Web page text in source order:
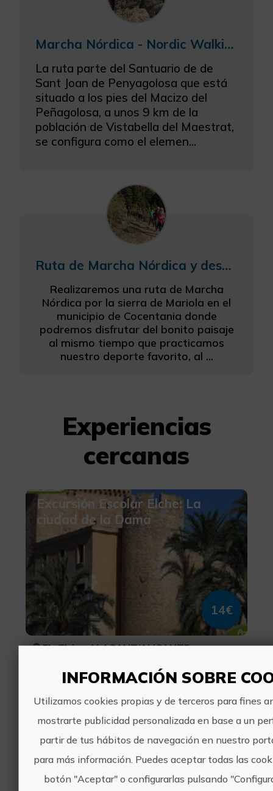
Marcha Nórdica - Nordic Walking en el Penyagolosa
La ruta parte del Santuario de de
Sant Joan de Penyagolosa que está
situado a los pies del Macizo del
Peñagolosa, a unos 9 km de la
población de Vistabella del Maestrat,
se configura como el elemen...
Ruta de Marcha Nórdica y descubre el oficio de Apicultor
Realizaremos una ruta de Marcha
Nórdica por la sierra de Mariola en el
municipio de Cocentania donde
podremos disfrutar del bonito paisaje
al mismo tiempo que practicamos
nuestro deporte favorito, al ...
Experiencias
cercanas
Excursión Escolar Elche: La
ciudad de la Dama
14€
Elx/Elche, ALACANT/ALICANTE
3 valoraciones
INFORMACIÓN SOBRE
Utilizamos cookies propias y de terceros para fines
mostrarte publicidad personalizada en base a un
partir de tus hábitos de navegación en nuestro
para más información. Puedes aceptar todas las
botón "Aceptar" o configurarlas pulsando